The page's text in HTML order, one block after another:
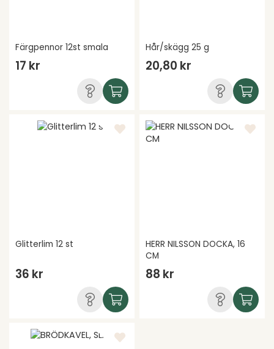
Färgpennor 12st smala
17 kr
Hår/skägg 25 g
20,80 kr
Glitterlim 12 st
36 kr
HERR NILSSON DOCKA, 16
CM
88 kr